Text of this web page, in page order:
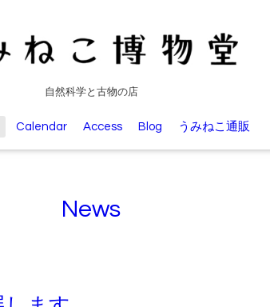
自然科学と古物の店
Calendar Access Blog うみねこ通販
News